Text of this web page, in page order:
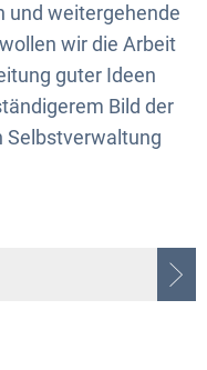
und weitergehende
wir die Arbeit
guter Ideen
Bild der
Selbstverwaltung